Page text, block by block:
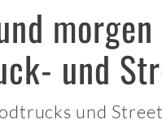
morgen
und
und